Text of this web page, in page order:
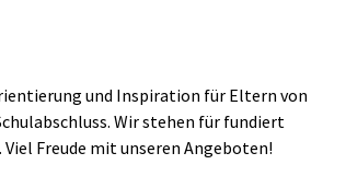
und Inspiration für Eltern von
Wir stehen für fundiert
Freude mit unseren Angeboten!